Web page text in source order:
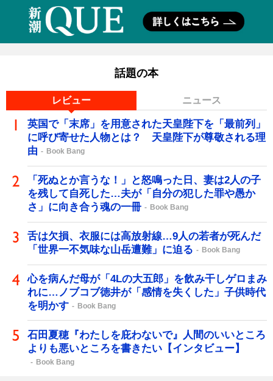
話題の本
レビュー ニュース
英国で「末席」を用意された天皇陛下を「最前列」
に呼び寄せた人物とは？ 天皇陛下が尊敬される理
由
Book Bang
「死ぬとか言うな！」と怒鳴った日、妻は2人の子
を残して自死した…夫が「自分の犯した罪や愚か
さ」に向き合う魂の一冊
Book Bang
舌は欠損、衣服には高放射線…9人の若者が死んだ
「世界一不気味な山岳遭難」に迫る
Book Bang
心を病んだ母が「4Lの大五郎」を飲み干しゲロまみ
れに…ノブコブ徳井が「感情を失くした」子供時代
を明かす
Book Bang
石田夏穂『わたしを庇わないで』人間のいいところ
よりも悪いところを書きたい【インタビュー】
Book Bang